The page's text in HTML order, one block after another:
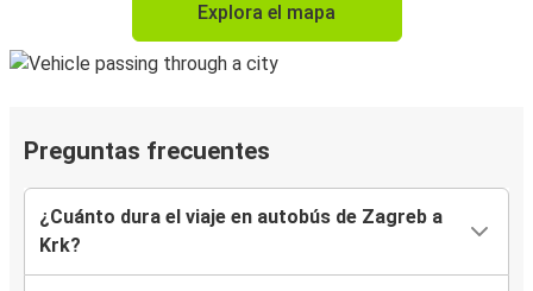
Explora el mapa
Preguntas frecuentes
¿Cuánto dura el viaje en autobús de Zagreb a
Krk?